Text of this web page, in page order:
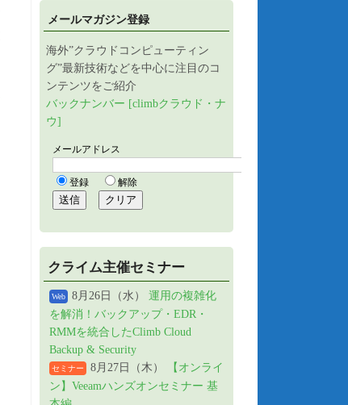
メールマガジン登録
海外”クラウドコンピューティン
グ”最新技術などを中心に注目のコ
ンテンツをご紹介
バックナンバー [climbクラウド・ナ
ウ]
クライム主催セミナー
Web 8月26日（水） 運用の複雑化
を解消！バックアップ・EDR・
RMMを統合したClimb Cloud
Backup & Security
セミナー 8月27日（木）
【オンライ
ン】Veeamハンズオンセミナー 基